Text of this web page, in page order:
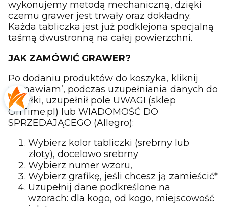
wykonujemy metodą mechaniczną, dzięki
czemu grawer jest trwały oraz dokładny.
Każda tabliczka jest już podklejona specjalną
taśmą dwustronną na całej powierzchni.
JAK ZAMÓWIĆ GRAWER?
Po dodaniu produktów do koszyka, kliknij
‘zamawiam’, podczas uzupełniania danych do
wysyłki, uzupełnił pole UWAGI (sklep
OhTime.pl) lub WIADOMOŚĆ DO
SPRZEDAJĄCEGO (Allegro):
Wybierz kolor tabliczki (srebrny lub
złoty), docelowo srebrny
Wybierz numer wzoru,
Wybierz grafikę, jeśli chcesz ją zamieścić*
Uzupełnij dane podkreślone na
wzorach: dla kogo, od kogo, miejscowość